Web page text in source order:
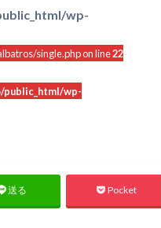
wp-
single.php on line22
public_html/wp-
送る Pocket